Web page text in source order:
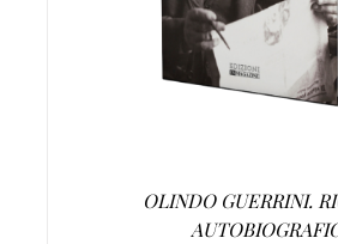
OLINDO GUERRINI.